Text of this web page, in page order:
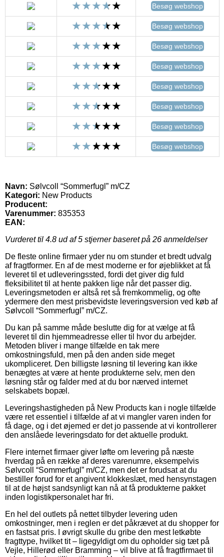
Besøg webshop
Besøg webshop
Besøg webshop
Besøg webshop
Besøg webshop
Besøg webshop
Besøg webshop
Besøg webshop
Navn: Sølvcoll “Sommerfugl” m/CZ
Kategori: New Products
Producent:
Varenummer: 835353
EAN:
Vurderet til 4.8 ud af 5 stjerner baseret på 26 anmeldelser
De fleste online firmaer yder nu om stunder et bredt udvalg
af fragtformer. En af de mest moderne er for øjeblikket at få
leveret til et udleveringssted, fordi det giver dig fuld
fleksibilitet til at hente pakken lige når det passer dig.
Leveringsmetoden er altså ret så fremkommelig, og ofte
ydermere den mest prisbevidste leveringsversion ved køb af
Sølvcoll “Sommerfugl” m/CZ.
Du kan på samme måde beslutte dig for at vælge at få
leveret til din hjemmeadresse eller til hvor du arbejder.
Metoden bliver i mange tilfælde en tak mere
omkostningsfuld, men på den anden side meget
ukompliceret. Den billigste løsning til levering kan ikke
benægtes at være at hente produkterne selv, men den
løsning står og falder med at du bor nærved internet
selskabets bopæl.
Leveringshastigheden på New Products kan i nogle tilfælde
være ret essentiel i tilfælde af at vi mangler varen inden for
få dage, og i det øjemed er det jo passende at vi kontrollerer
den anslåede leveringsdato for det aktuelle produkt.
Flere internet firmaer giver løfte om levering på næste
hverdag på en række af deres varenumre, eksempelvis
Sølvcoll “Sommerfugl” m/CZ, men det er forudsat at du
bestiller forud for et angivent klokkeslæt, med hensynstagen
til at de højst sandsynligt kan nå at få produkterne pakket
inden logistikpersonalet har fri.
En hel del outlets på nettet tilbyder levering uden
omkostninger, men i reglen er det påkrævet at du shopper for
en fastsat pris. I øvrigt skulle du gribe den mest letkøbte
fragttype, hvilket tit – ligegyldigt om du opholder sig tæt på
Vejle, Hillerød eller Bramming – vil blive at få fragtfirmaet til